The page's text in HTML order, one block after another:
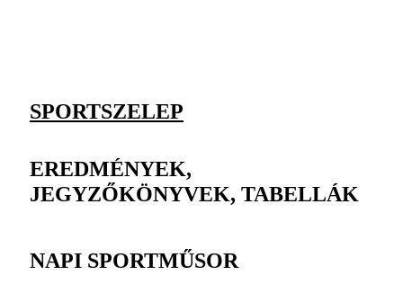
SPORTSZELEP
EREDMÉNYEK,
JEGYZŐKÖNYVEK, TABELLÁK
NAPI SPORTMŰSOR